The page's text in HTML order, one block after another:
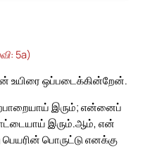
5a)
உயிரை ஒப்படைக்கின்றேன்.
இரும்; என்னைப்
இரும்.ஆம், என்
பொருட்டு எனக்கு